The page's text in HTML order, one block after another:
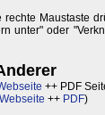
Maustaste
unter" oder
++ PDF
Webseite ++ PDF)